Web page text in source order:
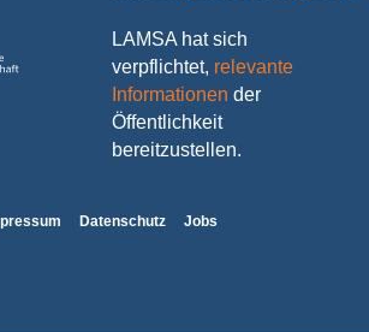
LAMSA hat sich
verpflichtet, relevante
Informationen der
Öffentlichkeit
bereitzustellen.
Datenschutz Jobs